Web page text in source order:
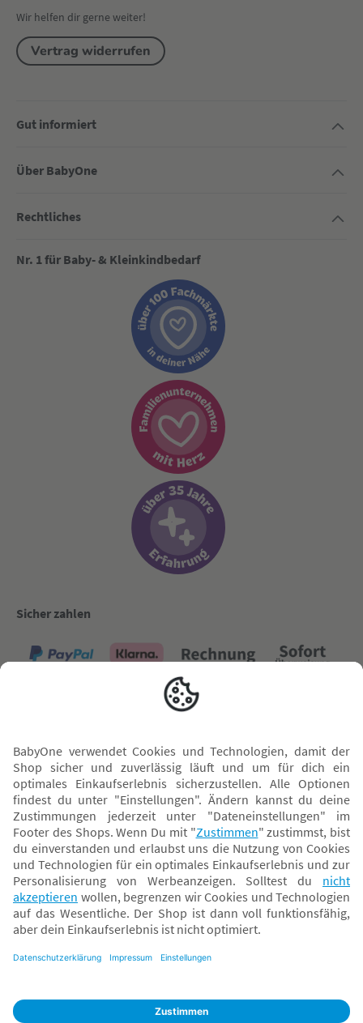
Wir helfen dir gerne weiter!
Vertrag widerrufen
Gut informiert
Über BabyOne
Rechtliches
Nr. 1 für Baby- & Kleinkindbedarf
Sicher zahlen
Versand mit
* Alle Preise inkl. MwSt. und ggf. zzgl.Versandkosten. Der dargestellte Preis gilt -
abhängig von der von dir gewählten Option - im BabyOne-Onlineshop oder bei
Abholung in dem von dir gewählten BabyOne-Franchise-Betrieb. Der für den
Onlineshop geltende Preis stellt bei einem Verkauf durch unsere Franchise-
Nehmer eine unverbindliche Preisempfehlung dar. Der Verkaufspreis der
daher von dem Verkaufspreis im Onlineshop abweichen. Angaben zu
Klarna.